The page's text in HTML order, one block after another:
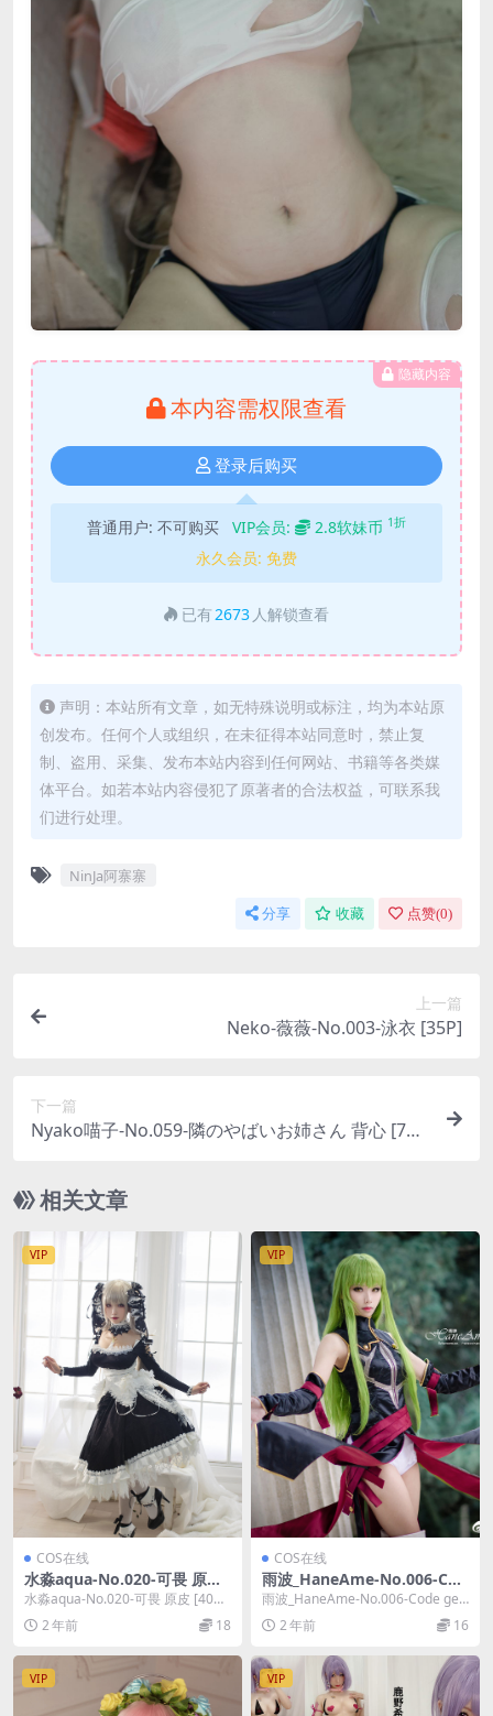
隐藏内容
本内容需权限查看
登录后购买
普通用户: 不可购买 VIP会员: 2.8软妹币 1折
永久会员: 免费
已有 2673 人解锁查看
声明：本站所有文章，如无特殊说明或标注，均为本站原
创发布。任何个人或组织，在未征得本站同意时，禁止复
制、盗用、采集、发布本站内容到任何网站、书籍等各类媒
体平台。如若本站内容侵犯了原著者的合法权益，可联系我
们进行处理。
NinJa阿寨寨
分享 收藏 点赞(0)
上一篇
Neko-薇薇-No.003-泳衣 [35P]
下一篇
Nyako喵子-No.059-隣のやばいお姉さん 背心 [78P
相关文章
VIP
COS在线
水淼aqua-No.020-可畏 原皮
[40P]
水淼aqua-No.020-可畏 原皮 [40
P]，水淼aqua在线作品导航：水...
2 年前 18
VIP
COS在线
雨波_HaneAme-No.006-Cod
e geass C.C [9P]
雨波_HaneAme-No.006-Code gea
ss C.C [9P]，雨波...
2 年前 16
VIP VIP